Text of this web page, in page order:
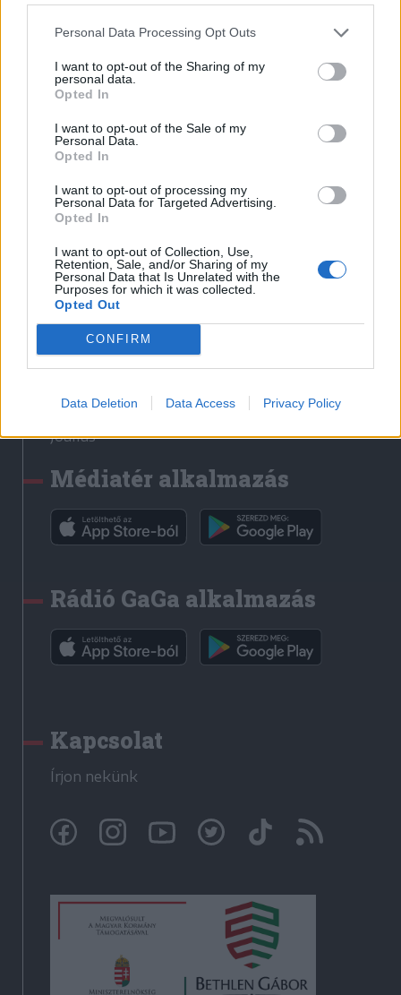
Personal Data Processing Opt Outs
I want to opt-out of the Sharing of my
personal data.
Opted In
I want to opt-out of the Sale of my
Personal Data.
Opted In
I want to opt-out of processing my
Personal Data for Targeted Advertising.
Opted In
I want to opt-out of Collection, Use,
Retention, Sale, and/or Sharing of my
Personal Data that Is Unrelated with the
Purposes for which it was collected.
Opted Out
CONFIRM
Data Deletion Data Access Privacy Policy
Nyomtatott lapjaink archívuma
Székely Hírmondó archívuma
Sütibeállítások
Médiatér
Liget
Krónika
Bihari Napló
Erdélyi Napló
Főtér
Rádió GaGa
Jóállás
Médiatér alkalmazás
Rádió GaGa alkalmazás
Kapcsolat
Írjon nekünk